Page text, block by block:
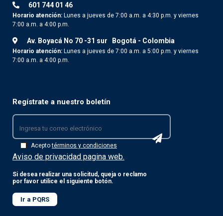
601 744 01 46
Horario atención: Lunes a jueves de 7:00 a.m. a 4:30 p.m. y viernes
7:00 a.m. a 4:00 p.m.
Av. Boyacá No 70 -31 sur Bogotá - Colombia
Horario atención: Lunes a jueves de 7:00 a.m. a 5:00 p.m. y viernes
7:00 a.m. a 4:00 p.m.
Regístrate a nuestro boletín
Aceptotérminos y condiciones
Aviso de privacidad pagina web.
Si desea realizar una solicitud, queja o reclamo
por favor utilice el siguiente botón.
Ir a PQRS